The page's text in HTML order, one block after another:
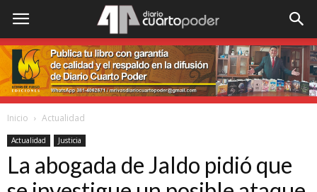
Inicio Actualidad
Actualidad Justicia
La abogada de Jaldo pidió que